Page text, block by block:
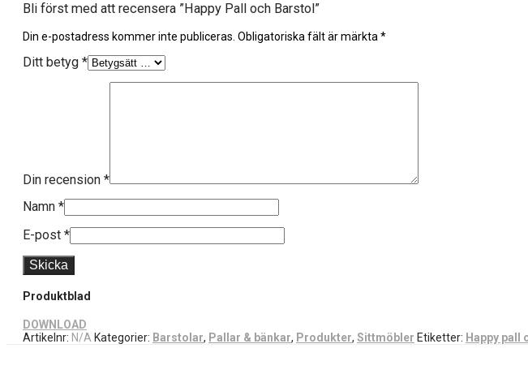
Bli först med att recensera ”Happy Pall och Barstol”
Din e-postadress kommer inte publiceras. Obligatoriska fält är märkta *
Ditt betyg *
Din recension *
Namn *
E-post *
Produktblad
DOWNLOAD
Artikelnr: N/A Kategorier: Barstolar, Pallar & bänkar, Produkter, Sittmöbler Etiketter: Happy pall